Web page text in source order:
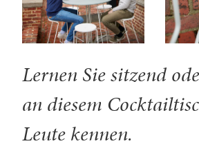
Lernen Sie sitzend
an diesem
Leute kennen.